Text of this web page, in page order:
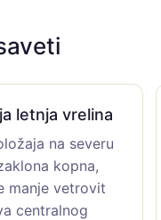
letnja vrelina
na severu
kopna,
manje vetrovit
centralnog